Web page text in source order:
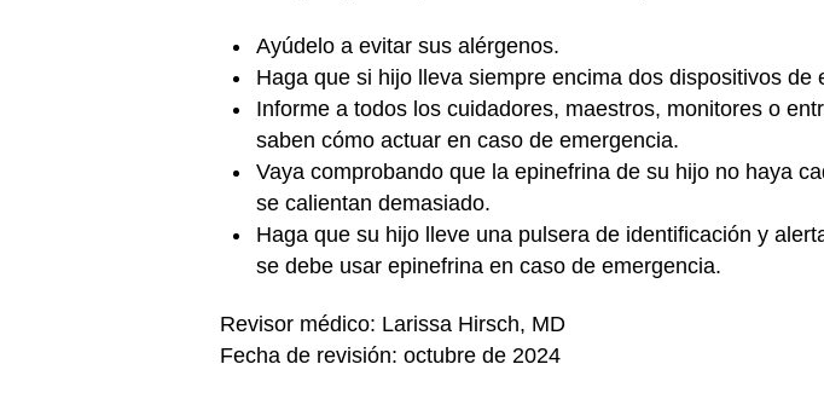
Ayúdelo a evitar sus alérgenos.
Haga que si hijo lleva siempre encima dos dispositivos de
Informe a todos los cuidadores, maestros, monitores o
saben cómo actuar en caso de emergencia.
Vaya comprobando que la epinefrina de su hijo no haya
se calientan demasiado.
Haga que su hijo lleve una pulsera de identificación y
se debe usar epinefrina en caso de emergencia.
Revisor médico: Larissa Hirsch, MD
Fecha de revisión: octubre de 2024